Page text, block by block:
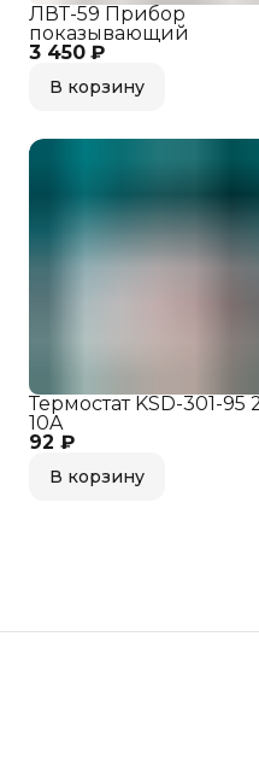
3 450 ₽
ЛВТ-59 Прибор
показывающий
В корзину
92 ₽
Термостат KSD-301-95
10A
В корзину